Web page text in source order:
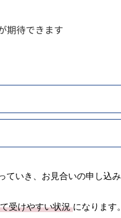
ていき、お見合いの申し込み
受けやすい状況になります。